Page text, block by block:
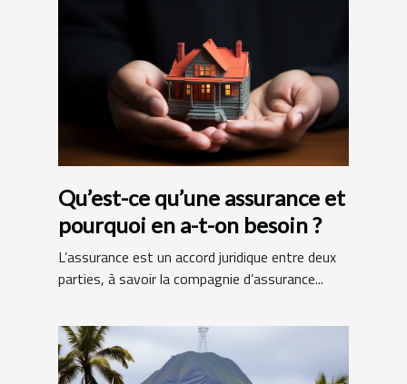
Qu’est-ce qu’une assurance et
pourquoi en a-t-on besoin ?
L’assurance est un accord juridique entre deux
parties, à savoir la compagnie d’assurance...